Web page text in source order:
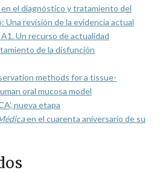
el diagnóstico y tratamiento del
Una revisión de la evidencia actual
Un recurso de actualidad
de la disfunción
methods for a tissue-
oral mucosa model
nueva etapa
en el cuarenta aniversario de su